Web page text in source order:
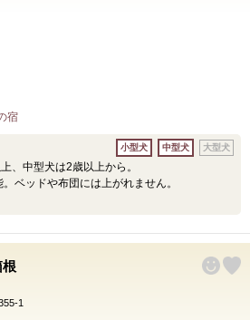
宿
、中型犬は2歳以上から。
ベッドや布団には上がれません。
小型犬 中型犬 大型犬
根
1